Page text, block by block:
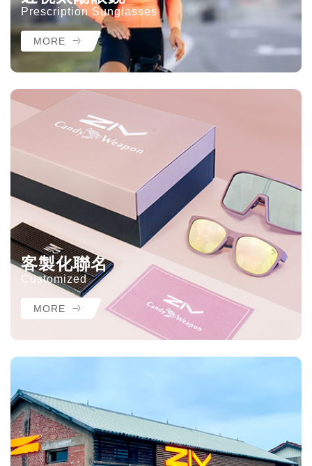
Prescription Sunglasses
MORE
客製化聯名
Customized
MORE